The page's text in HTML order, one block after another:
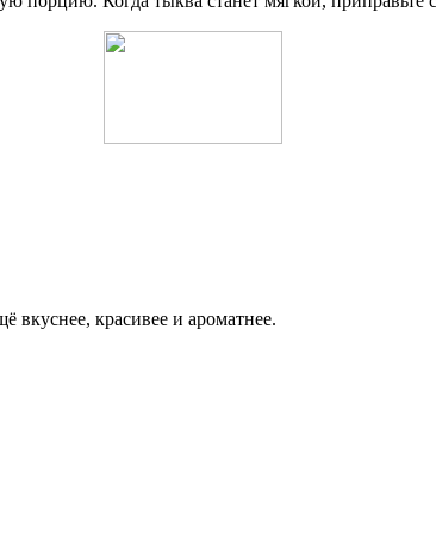
вкуснее, красивее и ароматнее.